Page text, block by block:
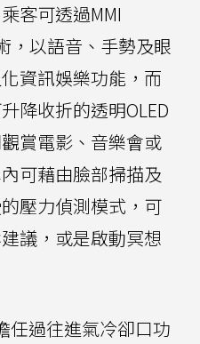
客可透過MMI
，以語音、手勢及眼
資訊娛樂功能，而
降收折的透明OLED
賞電影、音樂會或
可藉由臉部掃描及
壓力偵測模式，可
議，或是啟動冥想
任過往進氣冷卻口功